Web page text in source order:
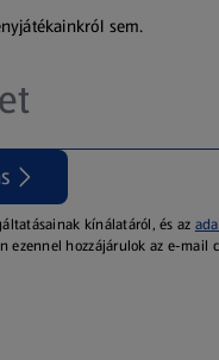
sem.
kínálatáról, és az
hozzájárulok az e-mail